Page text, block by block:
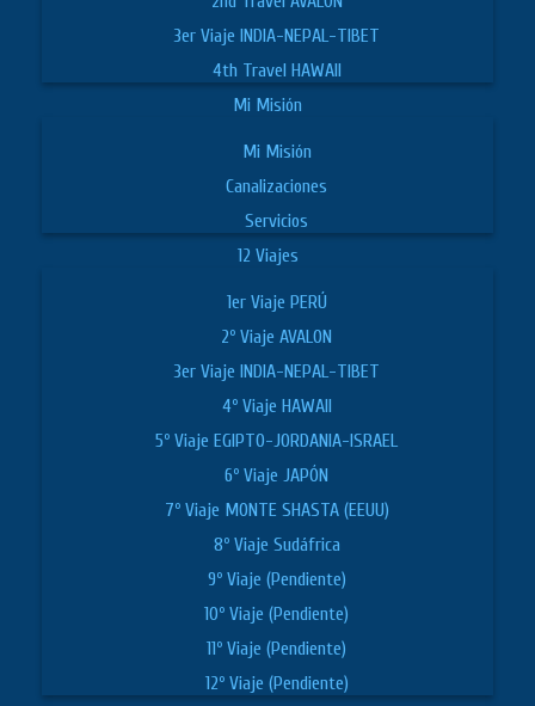
3er Viaje INDIA-NEPAL-TIBET
4th Travel HAWAII
Mi Misión
Mi Misión
Canalizaciones
Servicios
12 Viajes
1er Viaje PERÚ
2º Viaje AVALON
3er Viaje INDIA-NEPAL-TIBET
4º Viaje HAWAII
5º Viaje EGIPTO-JORDANIA-ISRAEL
6º Viaje JAPÓN
7º Viaje MONTE SHASTA (EEUU)
8º Viaje Sudáfrica
9º Viaje (Pendiente)
10º Viaje (Pendiente)
11º Viaje (Pendiente)
12º Viaje (Pendiente)